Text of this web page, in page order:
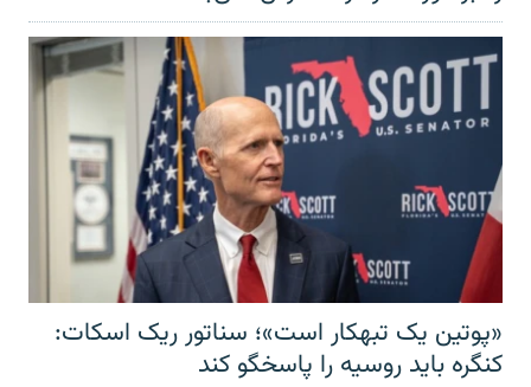
«پوتین یک تبهکار است»؛ سناتور ریک اسکات:
کنگره باید روسیه را پاسخگو کند